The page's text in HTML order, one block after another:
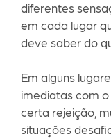
diferentes
em cada lugar
deve saber do
Em alguns
imediatas com
certa rejeição,
situações